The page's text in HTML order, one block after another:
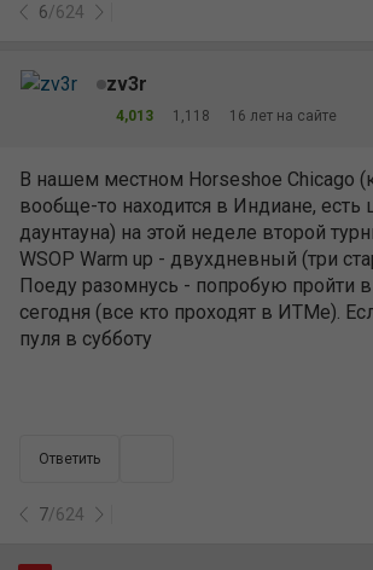
6/624
zv3r
4,013 1,118 16 лет на сайте
В нашем местном Horseshoe Chicago
вообще-то находится в Индиане, есть
даунтауна) на этой неделе второй
WSOP Warm up - двухдневный (три
Поеду разомнусь - попробую пройти
сегодня (все кто проходят в ИТМе).
пуля в субботу
Ответить
7/624